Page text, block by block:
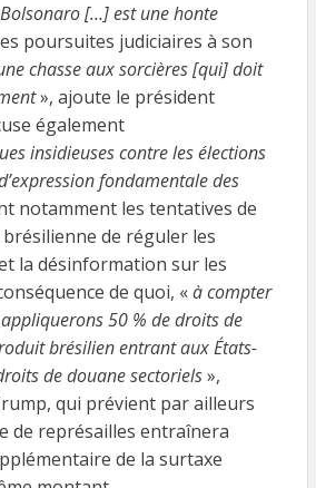
[…] est une honte
poursuites judiciaires à son
chasse aux sorcières [qui] doit
», ajoute le président
également
insidieuses contre les élections
fondamentale des
notamment les tentatives de
de réguler les
la désinformation sur les
de quoi, «à compter
50 % de droits de
brésilien entrant aux États-
de douane sectoriels»,
qui prévient par ailleurs
de représailles entraînera
de la surtaxe